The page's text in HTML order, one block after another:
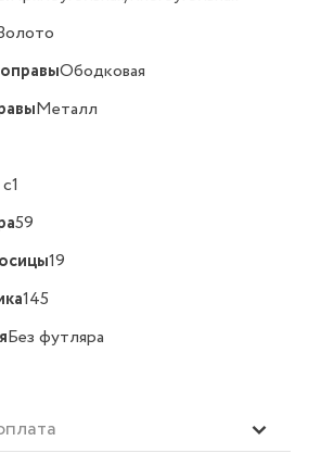
Ободковая
Металл
59
19
145
Без футляра